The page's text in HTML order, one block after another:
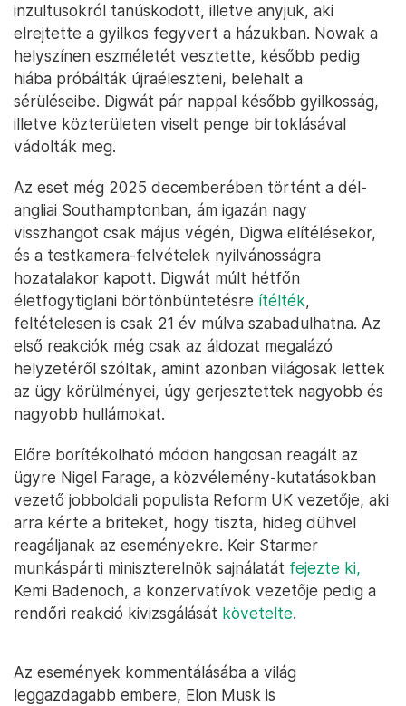
inzultusokról tanúskodott, illetve anyjuk, aki
elrejtette a gyilkos fegyvert a házukban. Nowak a
helyszínen eszméletét vesztette, később pedig
hiába próbálták újraéleszteni, belehalt a
sérüléseibe. Digwát pár nappal később gyilkosság,
illetve közterületen viselt penge birtoklásával
vádolták meg.
Az eset még 2025 decemberében történt a dél-
angliai Southamptonban, ám igazán nagy
visszhangot csak május végén, Digwa elítélésekor,
és a testkamera-felvételek nyilvánosságra
hozatalakor kapott. Digwát múlt hétfőn
életfogytiglani börtönbüntetésre ítélték,
feltételesen is csak 21 év múlva szabadulhatna. Az
első reakciók még csak az áldozat megalázó
helyzetéről szóltak, amint azonban világosak lettek
az ügy körülményei, úgy gerjesztettek nagyobb és
nagyobb hullámokat.
Előre borítékolható módon hangosan reagált az
ügyre Nigel Farage, a közvélemény-kutatásokban
vezető jobboldali populista Reform UK vezetője, aki
arra kérte a briteket, hogy tiszta, hideg dühvel
reagáljanak az eseményekre. Keir Starmer
munkáspárti miniszterelnök sajnálatát fejezte ki,
Kemi Badenoch, a konzervatívok vezetője pedig a
rendőri reakció kivizsgálását követelte.
Az események kommentálásába a világ
leggazdagabb embere, Elon Musk is